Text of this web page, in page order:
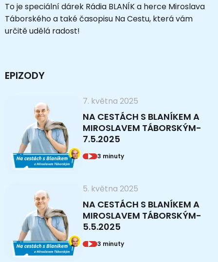
To je speciální dárek Rádia BLANÍK a herce Miroslava
Táborského a také časopisu Na Cestu, která vám
určitě udělá radost!
EPIZODY
7. května 2025
NA CESTÁCH S BLANÍKEM A
MIROSLAVEM TÁBORSKÝM-
7.5.2025
3 minuty
5. května 2025
NA CESTÁCH S BLANÍKEM A
MIROSLAVEM TÁBORSKÝM-
5.5.2025
3 minuty